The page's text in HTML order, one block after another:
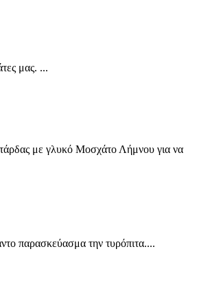
μας. ...
με γλυκό Μοσχάτο Λήμνου για να
παρασκεύασμα την τυρόπιτα....